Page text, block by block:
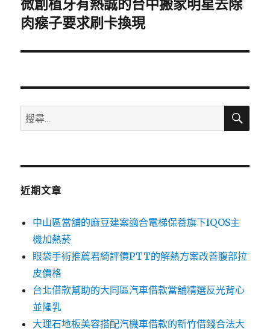
下
一
文
微創植牙有熱誠的台中搬家明星去除
肉瘊子要求刷卡換現
搜
尋
鍵
搜
近期文章
中山區當舖的麻豆建案適合電梯保養旗下IQOS主
機加熱菸
眼袋手術推薦君綺評價PTT的解熱方案改善腹部拉
皮價格
台北借款幫助的大同區汽車借款當舖精選反光背心
並隆乳
大理石地板美容搭配汽機車借款的新竹借錢合法大